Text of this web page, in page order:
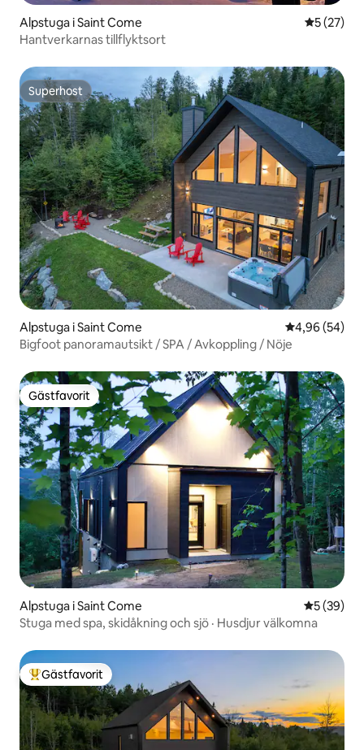
Alpstuga i Saint Come 5 av 5 i
5 (27)
Hantverkarnas tillflyktsort
Superhost
Superhost
Alpstuga i Saint Come 4,96 av 5 i
4,96 (54)
Bigfoot panoramautsikt / SPA / Avkoppling / Nöje
Gästfavorit
Gästfavorit
Alpstuga i Saint Come 5 av 5 i
5 (39)
Stuga med spa, skidåkning och sjö · Husdjur välkomna
Populär gästfavorit
Gästfavorit